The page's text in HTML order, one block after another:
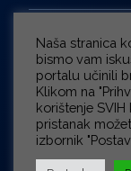
Naša stranica
bismo vam
portalu učinili
Klikom na
korištenje
pristanak
izbornik